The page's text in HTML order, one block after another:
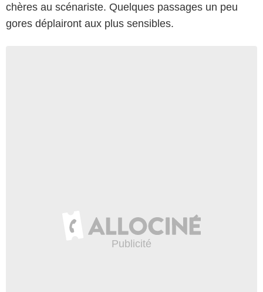
chères au scénariste. Quelques passages un peu
gores déplairont aux plus sensibles.